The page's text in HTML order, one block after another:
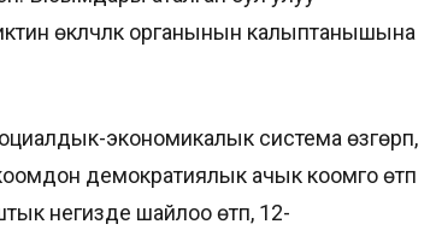
өкүлчүлүк органынын калыптанышына
экономикалык система өзгөрүп,
демократиялык ачык коомго өтүп
негизде шайлоо өтүп, 12-